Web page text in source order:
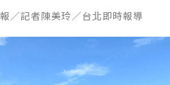
／記者陳美玲／台北即時報導